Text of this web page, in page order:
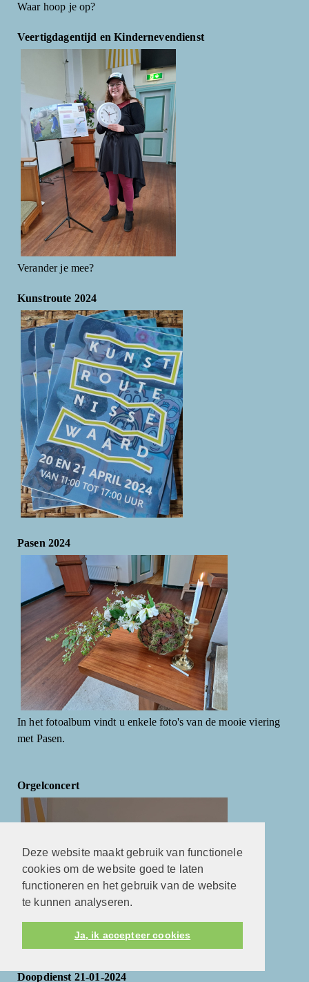
Deze website maakt gebruik van functionele
cookies om de website goed te laten
functioneren en het gebruik van de website
te kunnen analyseren.
Ja, ik accepteer cookies
Waar hoop je op?
Veertigdagentijd en Kindernevendienst
Verander je mee?
Kunstroute 2024
Pasen 2024
In het fotoalbum vindt u enkele foto's van de mooie viering
met Pasen.
Orgelconcert
Orgelconcert door Jan Pieter Baan
Doopdienst 21-01-2024